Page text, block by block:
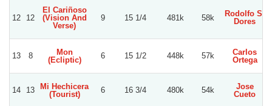
12 12
El Cariñoso
(Vision And
Verse)
9 15 1/4 481k 58k
Rodolfo S.
Dores
13 8
Mon
(Ecliptic)
6 15 1/2 448k 57k
Carlos
Ortega
14 13
Mi Hechicera
(Tourist)
6 16 3/4 480k 54k
Jose
Cueto